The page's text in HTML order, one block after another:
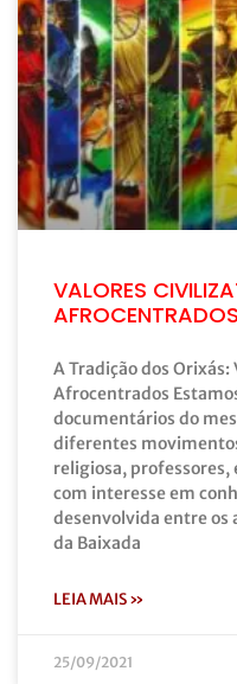
VALORES
AFROCENTRADOS
A Tradição dos
Afrocentrados
documentários do
diferentes
religiosa,
com interesse em
desenvolvida entre os
da Baixada
LEIA MAIS »
25/09/2021